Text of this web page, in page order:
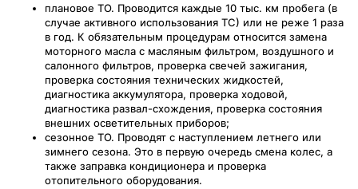
плановое ТО. Проводится каждые 10 тыс. км пробега (в
случае активного использования ТС) или не реже 1 раза
в год. К обязательным процедурам относится замена
моторного масла с масляным фильтром, воздушного и
салонного фильтров, проверка свечей зажигания,
проверка состояния технических жидкостей,
диагностика аккумулятора, проверка ходовой,
диагностика развал-схождения, проверка состояния
внешних осветительных приборов;
сезонное ТО. Проводят с наступлением летнего или
зимнего сезона. Это в первую очередь смена колес, а
также заправка кондиционера и проверка
отопительного оборудования.